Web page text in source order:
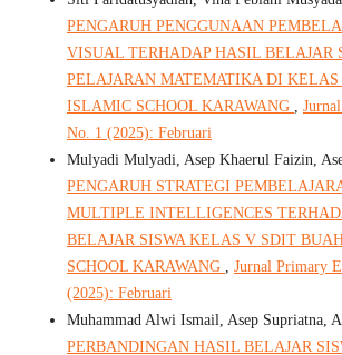
PENGARUH PENGGUNAAN
VISUAL TERHADAP HASIL BELAJAR
PELAJARAN MATEMATIKA DI
ISLAMIC SCHOOL KARAWANG ,
No. 1 (2025): Februari
Mulyadi Mulyadi, Asep Khaerul Faizin,
PENGARUH STRATEGI
MULTIPLE INTELLIGENCES
BELAJAR SISWA KELAS V SDIT
SCHOOL KARAWANG , Jurnal Primary
(2025): Februari
Muhammad Alwi Ismail, Asep Supriatna,
PERBANDINGAN HASIL BELAJAR